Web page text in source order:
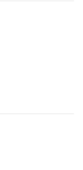
del article